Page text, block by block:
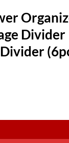
Divider
Drawer